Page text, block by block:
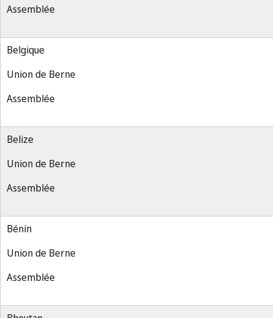
Assemblée
Belgique
Union de Berne
Assemblée
Belize
Union de Berne
Assemblée
Bénin
Union de Berne
Assemblée